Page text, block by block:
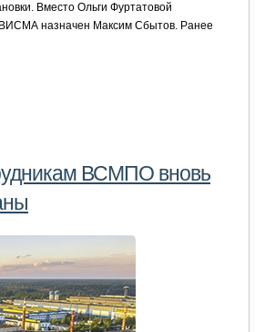
Вместо Ольги Фуртатовой
назначен Максим Сбытов. Ранее
ВСМПО вновь